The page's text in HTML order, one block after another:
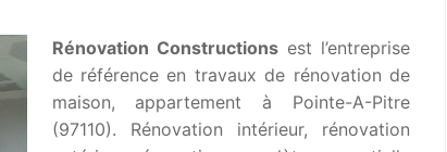
Rénovation Constructionsest l’entreprise
de référence en travaux de rénovation de
maison, appartement à Pointe-A-Pitre
(97110). Rénovation intérieur, rénovation